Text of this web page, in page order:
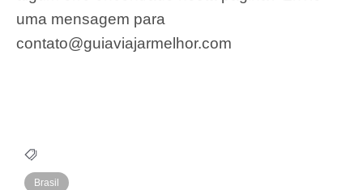
uma mensagem para
contato@guiaviajarmelhor.com
Brasil